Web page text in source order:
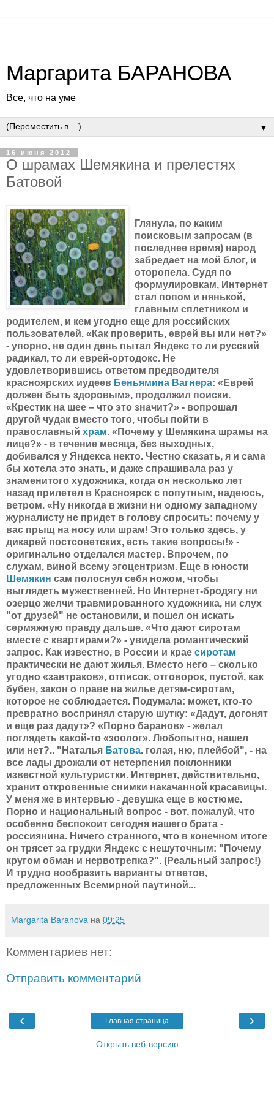
Маргарита БАРАНОВА
Все, что на уме
▼
16 июня 2012
О шрамах Шемякина и прелестях
Батовой
Глянула, по каким
поисковым запросам (в
последнее время) народ
забредает на мой блог, и
оторопела. Судя по
формулировкам, Интернет
стал попом и нянькой,
главным сплетником и
родителем, и кем угодно еще для российских
пользователей. «Как проверить, еврей вы или нет?»
- упорно, не один день пытал Яндекс то ли русский
радикал, то ли еврей-ортодокс. Не
удовлетворившись ответом предводителя
красноярских иудеев Беньямина Вагнера: «Еврей
должен быть здоровым», продолжил поиски.
«Крестик на шее – что это значит?» - вопрошал
другой чудак вместо того, чтобы пойти в
православный храм. «Почему у Шемякина шрамы на
лице?» - в течение месяца, без выходных,
добивался у Яндекса некто. Честно сказать, я и сама
бы хотела это знать, и даже спрашивала раз у
знаменитого художника, когда он несколько лет
назад прилетел в Красноярск с попутным, надеюсь,
ветром. «Ну никогда в жизни ни одному западному
журналисту не придет в голову спросить: почему у
вас прыщ на носу или шрам! Это только здесь, у
дикарей постсоветских, есть такие вопросы!» -
оригинально отделался мастер. Впрочем, по
слухам, виной всему эгоцентризм. Еще в юности
Шемякин сам полоснул себя ножом, чтобы
выглядеть мужественней. Но Интернет-бродягу ни
озерцо желчи травмированного художника, ни слух
"от друзей" не остановили, и пошел он искать
сермяжную правду дальше. «Что дают сиротам
вместе с квартирами?» - увидела романтический
запрос. Как известно, в России и крае сиротам
практически не дают жилья. Вместо него – сколько
угодно «завтраков», отписок, отговорок, пустой, как
бубен, закон о праве на жилье детям-сиротам,
которое не соблюдается. Подумала: может, кто-то
превратно воспринял старую шутку: «Дадут, догонят
и еще раз дадут»? «Порно баранов» - желал
поглядеть какой-то «зоолог». Любопытно, нашел
или нет?.. "Наталья Батова. голая, ню, плейбой", - на
все лады дрожали от нетерпения поклонники
известной культуристки. Интернет, действительно,
хранит откровенные снимки накачанной красавицы.
У меня же в интервью - девушка еще в костюме.
Порно и национальный вопрос - вот, пожалуй, что
особенно беспокоит сегодня нашего брата -
россиянина. Ничего странного, что в конечном итоге
он трясет за грудки Яндекс с нешуточным: "Почему
кругом обман и нервотрепка?". (Реальный запрос!)
И трудно вообразить варианты ответов,
предложенных Всемирной паутиной...
Margarita Baranova на 09:25
Комментариев нет:
Отправить комментарий
‹ ›
Главная страница
Открыть веб-версию